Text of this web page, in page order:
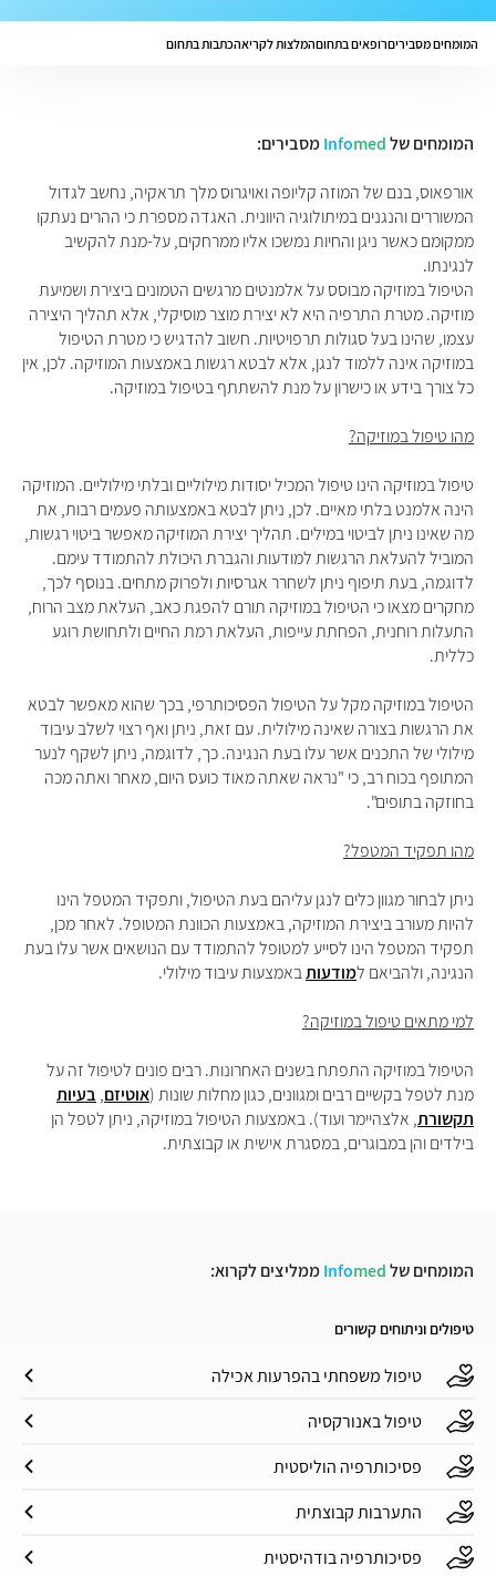
המומחים מסביריםרופאים בתחוםהמלצות לקריאהכתבות בתחום
המומחים של Infomed מסבירים:
אורפאוס, בנם של המוזה קליופה ואויגרוס מלך תראקיה, נחשב לגדול
המשוררים והנגנים במיתולוגיה היוונית. האגדה מספרת כי ההרים נעתקו
ממקומם כאשר ניגן והחיות נמשכו אליו ממרחקים, על-מנת להקשיב
לנגינתו.
הטיפול במוזיקה מבוסס על אלמנטים מרגשים הטמונים ביצירת ושמיעת
מוזיקה. מטרת התרפיה היא לא יצירת מוצר מוסיקלי, אלא תהליך היצירה
עצמו, שהינו בעל סגולות תרפויטיות. חשוב להדגיש כי מטרת הטיפול
במוזיקה אינה ללמוד לנגן, אלא לבטא רגשות באמצעות המוזיקה. לכן, אין
כל צורך בידע או כישרון על מנת להשתתף בטיפול במוזיקה.
מהו טיפול במוזיקה?
טיפול במוזיקה הינו טיפול המכיל יסודות מילוליים ובלתי מילוליים. המוזיקה
הינה אלמנט בלתי מאיים. לכן, ניתן לבטא באמצעותה פעמים רבות, את
מה שאינו ניתן לביטוי במילים. תהליך יצירת המוזיקה מאפשר ביטוי רגשות,
המוביל להעלאת הרגשות למודעות והגברת היכולת להתמודד עימם.
לדוגמה, בעת תיפוף ניתן לשחרר אגרסיות ולפרוק מתחים. בנוסף לכך,
מחקרים מצאו כי הטיפול במוזיקה תורם להפגת כאב, העלאת מצב הרוח,
התעלות רוחנית, הפחתת עייפות, העלאת רמת החיים ולתחושת רוגע
כללית.
הטיפול במוזיקה מקל על הטיפול הפסיכותרפי, בכך שהוא מאפשר לבטא
את הרגשות בצורה שאינה מילולית. עם זאת, ניתן ואף רצוי לשלב עיבוד
מילולי של התכנים אשר עלו בעת הנגינה. כך, לדוגמה, ניתן לשקף לנער
המתופף בכוח רב, כי "נראה שאתה מאוד כועס היום, מאחר ואתה מכה
בחוזקה בתופים".
מהו תפקיד המטפל?
ניתן לבחור מגוון כלים לנגן עליהם בעת הטיפול, ותפקיד המטפל הינו
להיות מעורב ביצירת המוזיקה, באמצעות הכוונת המטופל. לאחר מכן,
תפקיד המטפל הינו לסייע למטופל להתמודד עם הנושאים אשר עלו בעת
הנגינה, ולהביאם למודעותבאמצעות עיבוד מילולי.
למי מתאים טיפול במוזיקה?
הטיפול במוזיקה התפתח בשנים האחרונות. רבים פונים לטיפול זה על
מנת לטפל בקשיים רבים ומגוונים, כגון מחלות שונות (אוטיזם, בעיות
תקשורת, אלצהיימר ועוד). באמצעות הטיפול במוזיקה, ניתן לטפל הן
בילדים והן במבוגרים, במסגרת אישית או קבוצתית.
המומחים של Infomed ממליצים לקרוא:
טיפולים וניתוחים קשורים
טיפול משפחתי בהפרעות אכילה
טיפול באנורקסיה
פסיכותרפיה הוליסטית
התערבות קבוצתית
פסיכותרפיה בודהיסטית